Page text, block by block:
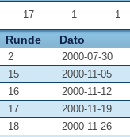
17 1 1
Runde Dato
2 2000-07-30
15
2000-11-05
16
2000-11-12
17
2000-11-19
18
2000-11-26